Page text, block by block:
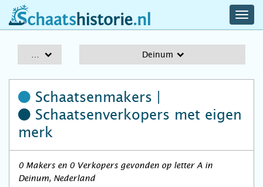
schaatshistorie.nl
Deinum
Schaatsenmakers |
Schaatsenverkopers met eigen
merk
0 Makers en 0 Verkopers gevonden op letter A in
Deinum, Nederland